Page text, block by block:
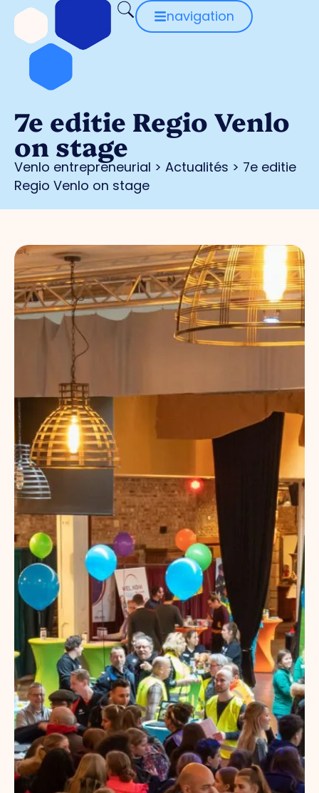
navigation
7e editie Regio Venlo
on stage
Venlo entrepreneurial > Actualités > 7e editie
Regio Venlo on stage